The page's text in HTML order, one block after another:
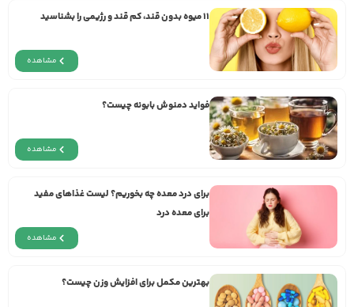
11 میوه‌ بدون قند، کم قند و رژیمی را بشناسید
مشاهده
فواید دمنوش بابونه چیست؟
مشاهده
برای درد معده چه بخوریم؟ لیست غذاهای مفید
برای معده درد
مشاهده
بهترین مکمل برای افزایش وزن چیست؟